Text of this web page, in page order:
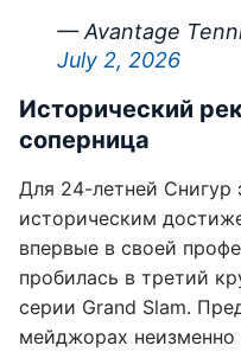
— Avantage
July 2, 2026
Исторический
соперница
Для 24-летней Снигур
историческим
впервые в своей
пробилась в третий
серии Grand Slam.
мейджорах неизменно